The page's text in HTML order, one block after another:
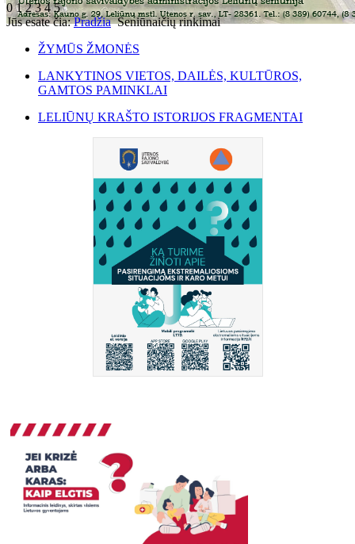
012345
Jūs esate čia:Pradžia Seniūnaičių rinkimai
ŽYMŪS ŽMONĖS
LANKYTINOS VIETOS, DAILĖS, KULTŪROS,
GAMTOS PAMINKLAI
LELIŪNŲ KRAŠTO ISTORIJOS FRAGMENTAI